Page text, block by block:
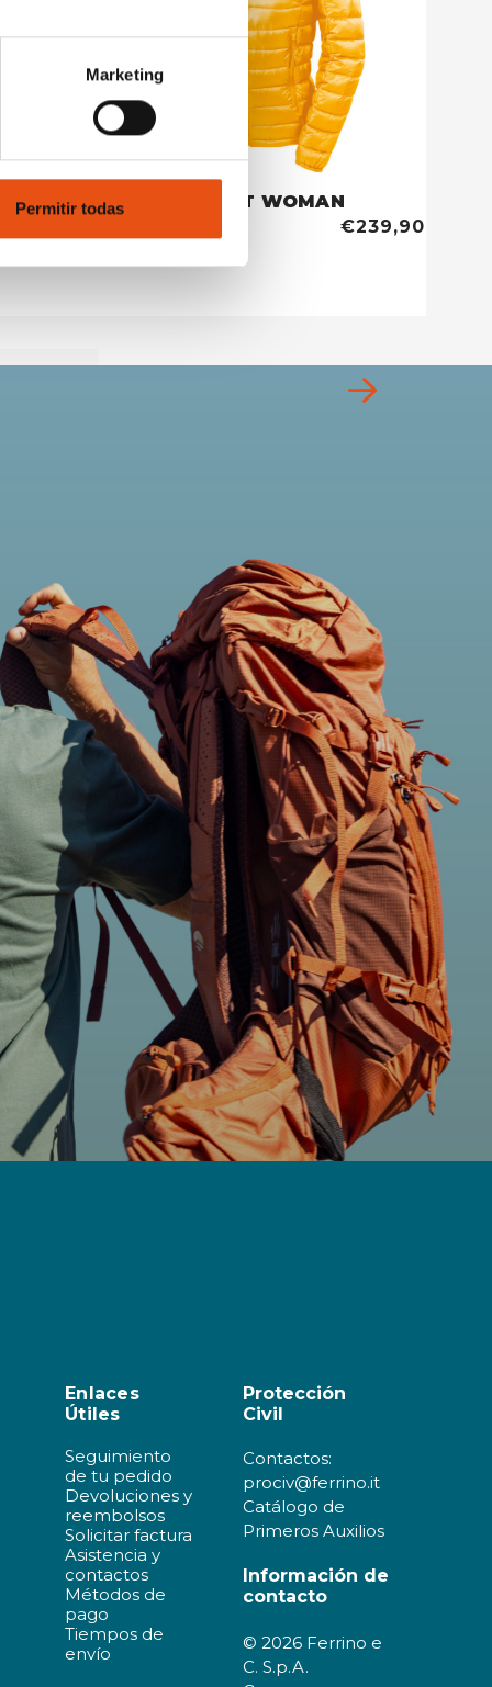
Marketing
Permitir todasVIEDMA JACKET WOMAN
€239,90
Enlaces
Útiles
Seguimiento
de tu pedido
Devoluciones y
reembolsos
Solicitar factura
Asistencia y
contactos
Métodos de
pago
Tiempos de
envío
Protección
Civil
Contactos:
prociv@ferrino.it
Catálogo de
Primeros Auxilios
Información de
contacto
© 2026 Ferrino e
C. S.p.A.